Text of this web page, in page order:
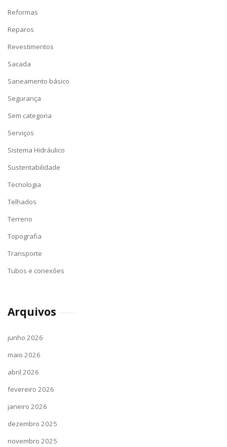
Reformas
Reparos
Revestimentos
Sacada
Saneamento básico
Segurança
Sem categoria
Serviços
Sistema Hidráulico
Sustentabilidade
Tecnologia
Telhados
Terreno
Topografia
Transporte
Tubos e conexões
Arquivos
junho 2026
maio 2026
abril 2026
fevereiro 2026
janeiro 2026
dezembro 2025
novembro 2025